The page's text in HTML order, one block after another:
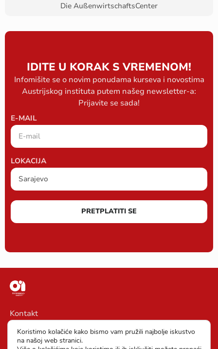
Die AußenwirtschaftsCenter
IDITE U KORAK S VREMENOM!
Infomišite se o novim ponudama kurseva i novostima
Austrijskog instituta putem našeg newsletter-a:
Prijavite se sada!
E-MAIL
LOKACIJA
PRETPLATITI SE
Kontakt
Impressum
Koristimo kolačiće kako bismo vam pružili najbolje iskustvo
na našoj web stranici.